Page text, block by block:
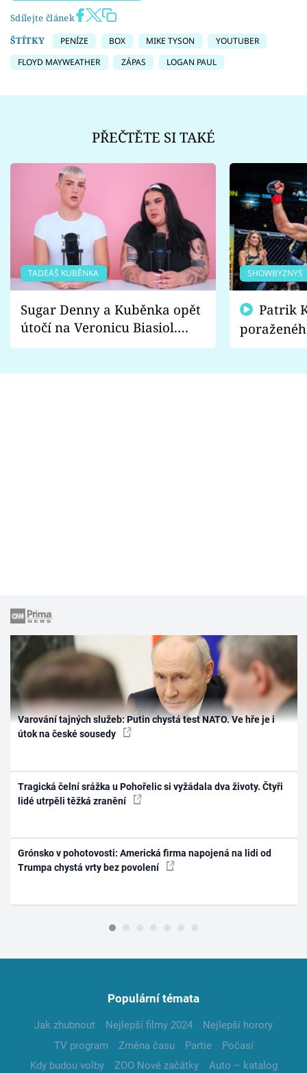
Sdílejte článek
ŠTÍTKY
PENÍZE BOX MIKE TYSON
YOUTUBER
FLOYD MAYWEATHER
ZÁPAS LOGAN PAUL
PŘEČTĚTE SI TAKÉ
TADEÁŠ KUBĚNKA
Sugar Denny a Kuběnka opět
útočí na Veronicu Biasiol.
Proč je podle nich falešná a
SHOWBYZNYS
fanoušci
Varování tajných služeb: Putin chystá test NATO. Ve hře je i
útok na české sousedy
Tragická čelní srážka u Pohořelic si vyžádala dva životy. Čtyři
lidé utrpěli těžká zranění
Grónsko v pohotovosti: Americká firma napojená na lidi od
Trumpa chystá vrty bez povolení
Populární témata
Jak zhubnout Nejlepší filmy 2024
Nejlepší horory
TV program
Změna času Partie
Počasí
Kdy budou volby
ZOO Nové začátky
Auto – katalog